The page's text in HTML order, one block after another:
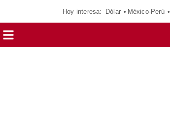
Hoy interesa: Dólar México-Perú